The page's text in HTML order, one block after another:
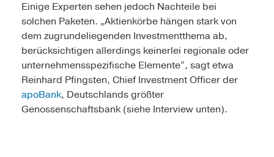
Einige Experten sehen jedoch Nachteile bei
solchen Paketen. „Aktienkörbe hängen stark von
dem zugrundeliegenden Investmentthema ab,
berücksichtigen allerdings keinerlei regionale oder
unternehmensspezifische Elemente“, sagt etwa
Reinhard Pfingsten, Chief Investment Officer der
apoBank, Deutschlands größter
Genossenschaftsbank (siehe Interview unten).